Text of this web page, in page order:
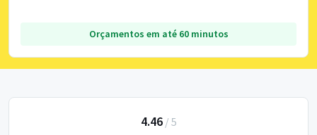
Orçamentos em até 60 minutos
4.46/ 5